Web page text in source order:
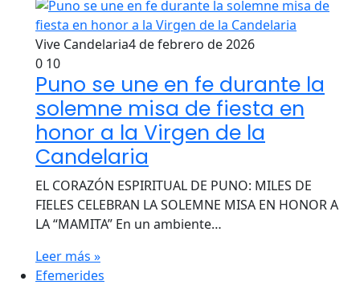
Vive Candelaria4 de febrero de 2026
0 10
Puno se une en fe durante la
solemne misa de fiesta en
honor a la Virgen de la
Candelaria
EL CORAZÓN ESPIRITUAL DE PUNO: MILES DE
FIELES CELEBRAN LA SOLEMNE MISA EN HONOR A
LA “MAMITA” En un ambiente…
Leer más »
Efemerides